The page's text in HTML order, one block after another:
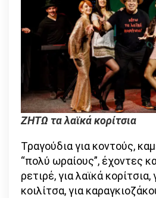
ΖΗΤΩ τα λαϊκά κορίτσια
Τραγούδια για κοντούς,
“πολύ ωραίους”, έχοντες
ρετιρέ, για λαϊκά κορίτσια,
κοιλίτσα, για